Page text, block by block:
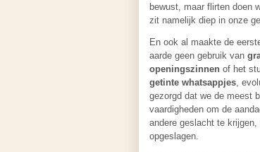
bewust, maar flirten doen
zit namelijk diep in onze
En ook al maakte de
aarde geen gebruik van
openingszinnen of het
getinte whatsappjes,
gezorgd dat we de meest
vaardigheden om de
andere geslacht te krijgen,
opgeslagen.